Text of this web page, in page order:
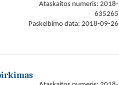
Ataskaitos numeris: 2018-
635265
Paskelbimo data: 2018-09-26